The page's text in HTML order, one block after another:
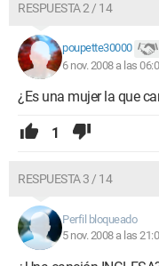
RESPUESTA 2 / 14
poupette30000
6 nov. 2008 a las
¿Es una mujer la que
1
RESPUESTA 3 / 14
Perfil bloqueado
5 nov. 2008 a las